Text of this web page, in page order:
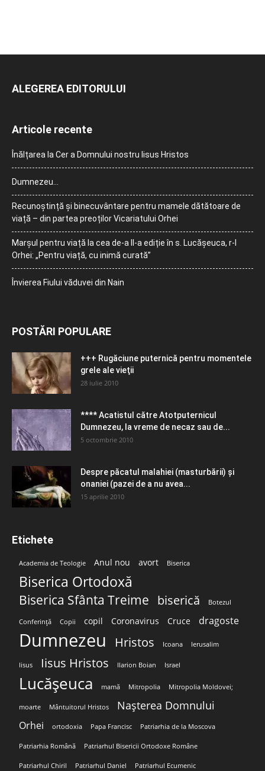
ALEGEREA EDITORULUI
Articole recente
Înălțarea la Cer a Domnului nostru Iisus Hristos
Dumnezeu…
Recunoștință și binecuvântare pentru mamele dătătoare de
viață – din partea preoților Vicariatului Orhei
Marșul pentru viață la cea de-a II-a ediție în s. Lucășeuca, r-l
Orhei: „Pentru viață, cu inimă curată”
Învierea Fiului văduvei din Nain
POSTĂRI POPULARE
+++ Rugăciune puternică pentru momentele
grele ale vieţii
28 iulie 2010
**** Acatistul către Atotputernicul
Dumnezeu, la vreme de necaz sau de...
5 octombrie 2010
Despre păcatul malahiei (masturbării) şi
onaniei (pazei de a nu avea...
15 aprilie 2010
Etichete
Academia de Teologie Anul nou avort Biserica
Biserica Ortodoxă
Biserica Sfânta Treime biserică Botezul
Conferință Copii copil Coronavirus Cruce dragoste
Dumnezeu Hristos Icoana Ierusalim
Iisus Iisus Hristos Ilarion Boian Israel
Lucășeuca mamă Mitropolia Mitropolia Moldovei;
moarte Mântuitorul Hristos Nașterea Domnului
Orhei ortodoxia Papa Francisc Patriarhia de la Moscova
Patriarhia Română Patriarhul Bisericii Ortodoxe Române
Patriarhul Chiril Patriarhul Daniel Patriarhul Ecumenic